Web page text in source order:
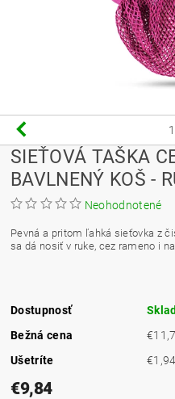
1
SIEŤOVÁ TAŠKA
BAVLNENÝ KOŠ -
Neohodnotené
Pevná a pritom ľahká sieťovka z
sa dá nosiť v ruke, cez rameno i
Dostupnosť
Bežná cena
Ušetríte
€1,94
€9,84